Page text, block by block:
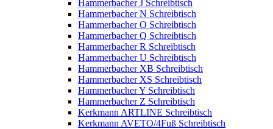
Hammerbacher J Schreibtisch
Hammerbacher N Schreibtisch
Hammerbacher O Schreibtisch
Hammerbacher Q Schreibtisch
Hammerbacher R Schreibtisch
Hammerbacher U Schreibtisch
Hammerbacher XB Schreibtisch
Hammerbacher XS Schreibtisch
Hammerbacher Y Schreibtisch
Hammerbacher Z Schreibtisch
Kerkmann ARTLINE Schreibtisch
Kerkmann AVETO/4Fuß Schreibtisch